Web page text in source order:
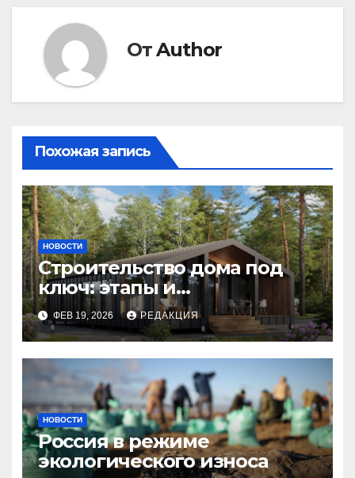
ОтAuthor
Похожая запись
НОВОСТИ
Строительство дома под
ключ: этапы и
планирование бюджета
ФЕВ 19, 2026 РЕДАКЦИЯ
НОВОСТИ
Россия в режиме
экологического износа